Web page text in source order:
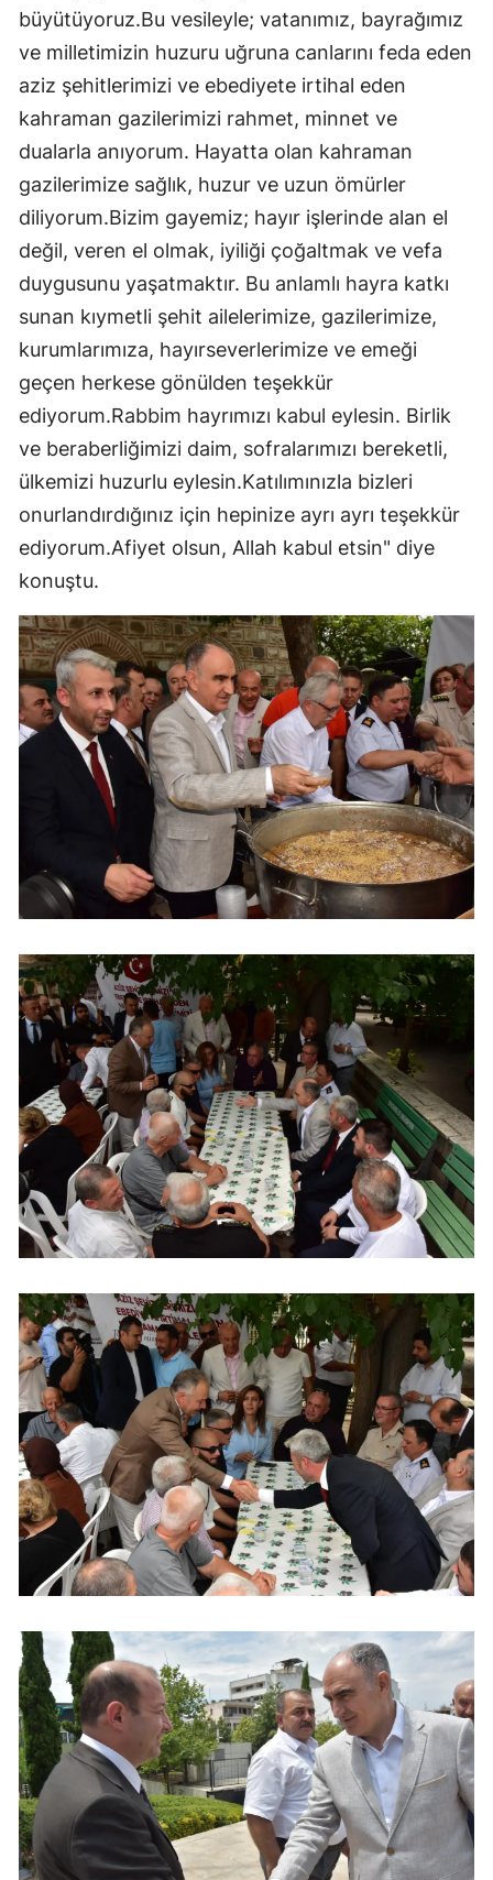
büyütüyoruz.Bu vesileyle; vatanımız, bayrağımız
ve milletimizin huzuru uğruna canlarını feda eden
aziz şehitlerimizi ve ebediyete irtihal eden
kahraman gazilerimizi rahmet, minnet ve
dualarla anıyorum. Hayatta olan kahraman
gazilerimize sağlık, huzur ve uzun ömürler
diliyorum.Bizim gayemiz; hayır işlerinde alan el
değil, veren el olmak, iyiliği çoğaltmak ve vefa
duygusunu yaşatmaktır. Bu anlamlı hayra katkı
sunan kıymetli şehit ailelerimize, gazilerimize,
kurumlarımıza, hayırseverlerimize ve emeği
geçen herkese gönülden teşekkür
ediyorum.Rabbim hayrımızı kabul eylesin. Birlik
ve beraberliğimizi daim, sofralarımızı bereketli,
ülkemizi huzurlu eylesin.Katılımınızla bizleri
onurlandırdığınız için hepinize ayrı ayrı teşekkür
ediyorum.Afiyet olsun, Allah kabul etsin" diye
konuştu.